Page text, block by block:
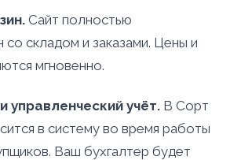
Сайт полностью
со складом и заказами. Цены и
мгновенно.
управленческий учёт. В Сорт
в систему во время работы
Ваш бухгалтер будет